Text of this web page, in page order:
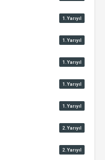
1.Yarıyıl
1.Yarıyıl
1.Yarıyıl
1.Yarıyıl
1.Yarıyıl
2.Yarıyıl
2.Yarıyıl